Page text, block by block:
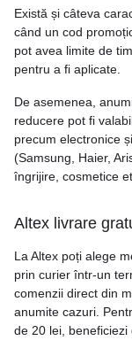
Există și câteva
când un cod
pot avea limite de
pentru a fi aplicate.
De asemenea,
reducere pot fi
precum electronice
(Samsung, Haier,
îngrijire, cosmetice
Altex livrare
La Altex poți alege
prin curier într-un
comenzii direct din
anumite cazuri.
de 20 lei, beneficiezi